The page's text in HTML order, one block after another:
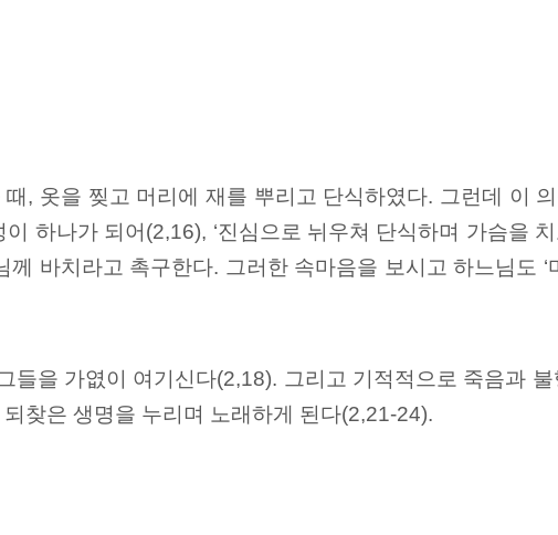
, 옷을 찢고 머리에 재를 뿌리고 단식하였다. 그런데 이
하나가 되어(2,16), ‘진심으로 뉘우쳐 단식하며 가슴을
바치라고 촉구한다. 그러한 속마음을 보시고 하느님도 ‘
들을 가엾이 여기신다(2,18). 그리고 기적적으로 죽음과
찾은 생명을 누리며 노래하게 된다(2,21-24).